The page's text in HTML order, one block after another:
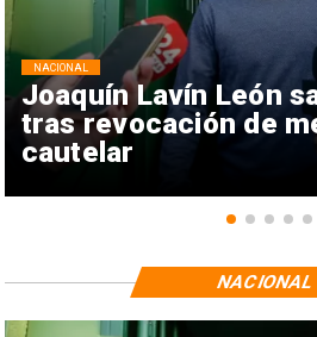
Joaquín Lavín León
tras revocación de
cautelar
NACIONAL
NACIONAL